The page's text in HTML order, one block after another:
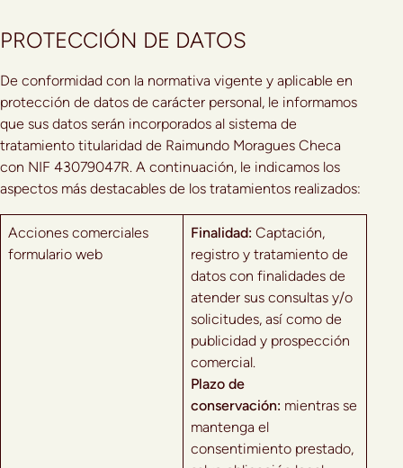
PROTECCIÓN DE DATOS
De conformidad con la normativa vigente y aplicable en
protección de datos de carácter personal, le informamos
que sus datos serán incorporados al sistema de
tratamiento titularidad de Raimundo Moragues Checa
con NIF 43079047R. A continuación, le indicamos los
aspectos más destacables de los tratamientos realizados:
Acciones comerciales
formulario web
Finalidad: Captación,
registro y tratamiento de
datos con finalidades de
atender sus consultas y/o
solicitudes, así como de
publicidad y prospección
comercial.
Plazo de
conservación: mientras se
mantenga el
consentimiento prestado,